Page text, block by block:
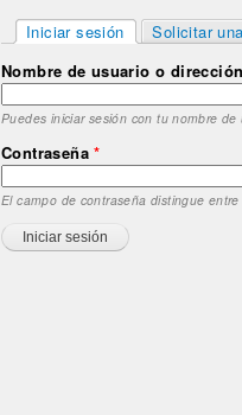
Solapas principales
Iniciar sesión
Solicitar
Nombre de usuario o
Puedes iniciar sesión con tu nombre
Contraseña*
El campo de contraseña distingue